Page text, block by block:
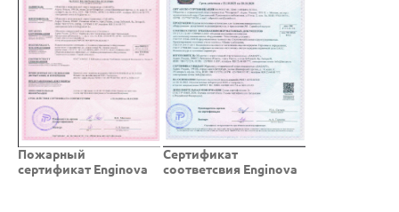
Пожарный
сертификат Enginova
Cертификат
соответсвия Enginova